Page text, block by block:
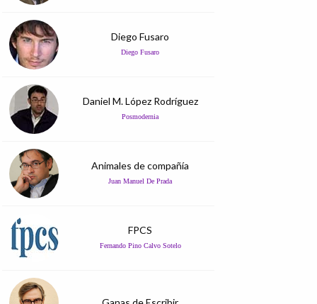
Diego Fusaro
Diego Fusaro
Daniel M. López Rodríguez
Posmodernia
Animales de compañía
Juan Manuel De Prada
FPCS
Fernando Pino Calvo Sotelo